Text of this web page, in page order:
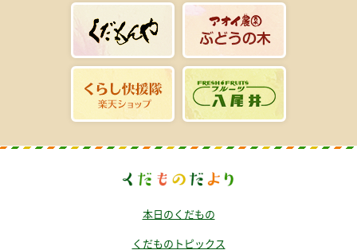
本日のくだもの
くだものトピックス